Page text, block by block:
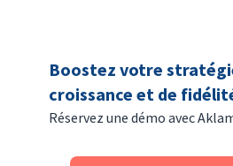
Boostez votre
croissance et de
Réservez une démo avec